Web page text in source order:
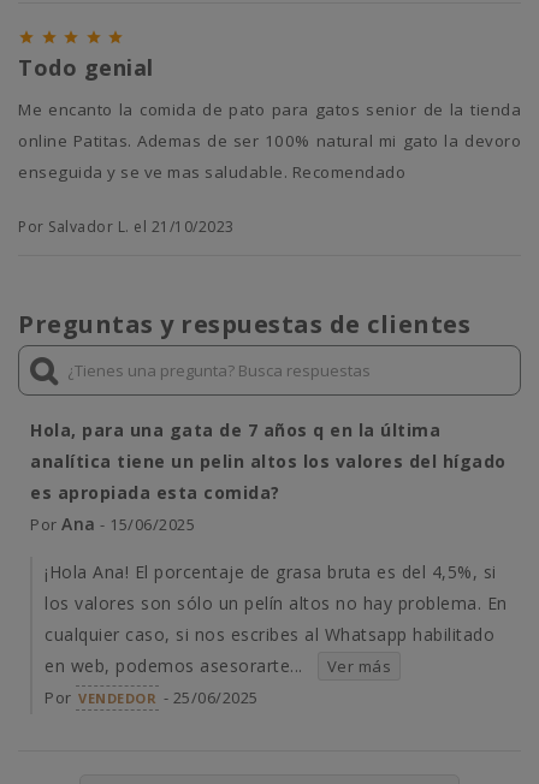
    
Todo genial
Me encanto la comida de pato para gatos senior de la tienda
online Patitas. Ademas de ser 100% natural mi gato la devoro
enseguida y se ve mas saludable. Recomendado
Por Salvador L. el 21/10/2023
Preguntas y respuestas de clientes
Hola, para una gata de 7 años q en la última
analítica tiene un pelin altos los valores del hígado
es apropiada esta comida?
Por Ana - 15/06/2025
¡Hola Ana! El porcentaje de grasa bruta es del 4,5%, si
los valores son sólo un pelín altos no hay problema. En
cualquier caso, si nos escribes al Whatsapp habilitado
en web, podemos asesorarte...
Ver más
Por VENDEDOR - 25/06/2025